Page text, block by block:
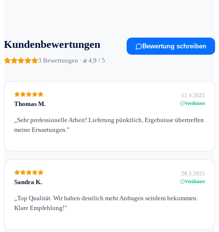
Kundenbewertungen
3 Bewertungen · ⌀ 4,9 / 5
Bewertung schreiben
Thomas M.
12.4.2025
Verifiziert
„Sehr professionelle Arbeit! Lieferung pünktlich, Ergebnisse übertreffen
meine Erwartungen."
Sandra K.
28.3.2025
Verifiziert
„Top Qualität. Wir haben deutlich mehr Anfragen seitdem bekommen.
Klare Empfehlung!"